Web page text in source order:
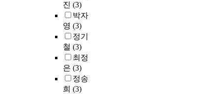
진 (3)
박자
영 (3)
정기
철 (3)
최정
은 (3)
정송
희 (3)